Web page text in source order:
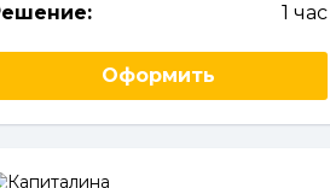
1 час
Оформить